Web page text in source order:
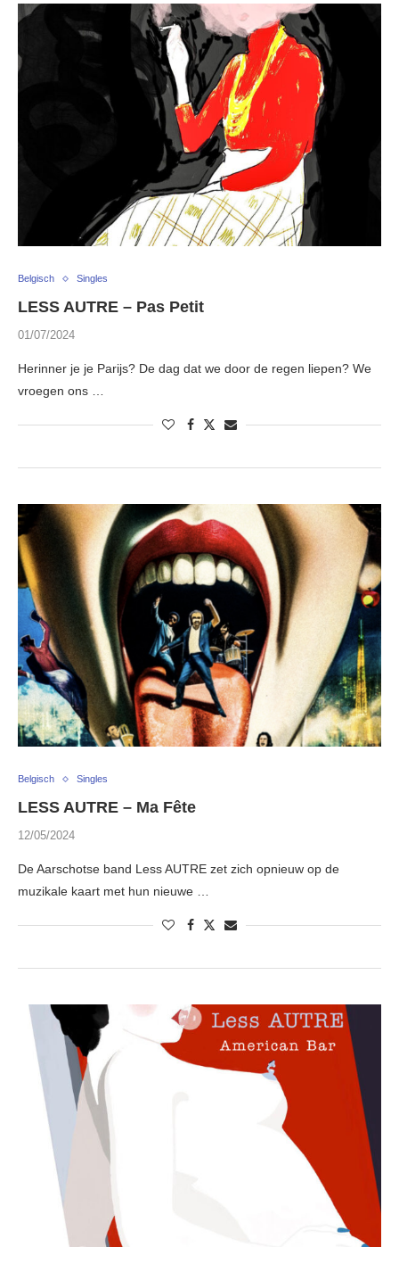
Belgisch Singles
LESS AUTRE – Pas Petit
01/07/2024
Herinner je je Parijs? De dag dat we door de regen liepen? We
vroegen ons …
Belgisch Singles
LESS AUTRE – Ma Fête
12/05/2024
De Aarschotse band Less AUTRE zet zich opnieuw op de
muzikale kaart met hun nieuwe …